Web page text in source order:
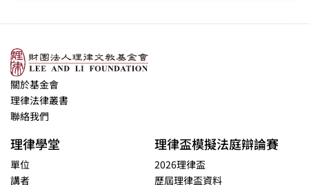
關於基金會
理律法律叢書
聯絡我們
理律學堂
單位
講者
理律盃模擬法庭辯論賽
2026理律盃
歷屆理律盃資料